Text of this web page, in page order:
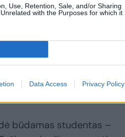
Use, Retention, Sale, and/or Sharing
with the Purposes for which it
Data Access Privacy Policy
leidykloje „Baltos lankos“
Šiuo metu P. Gasiulis
su leidykla
būdamas studentas –